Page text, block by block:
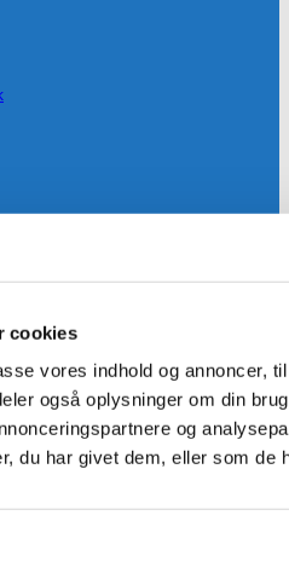
cookies
vores indhold og annoncer,
også oplysninger om din
og
du har givet dem, eller som de
har mere end 10 års erfaring med
er alt for dyre i Danmark, så
Visa